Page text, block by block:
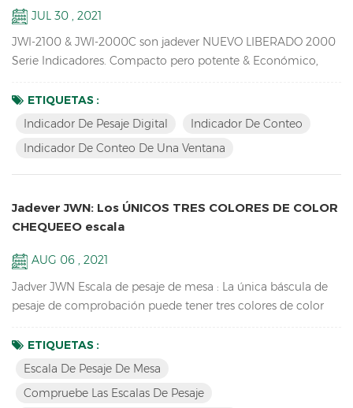
JUL 30 , 2021
JWI-2100 & JWI-2000C son jadever NUEVO LIBERADO 2000
Serie Indicadores. Compacto pero potente & Económico,
exclusivo, conexiones externas ricas, idea para su uso en
producción, embalaje, almacén, inventario, envío y recepción
Indicador de pesaje digital con pilar de cobre de alta calidad,
c...
ETIQUETAS :
Indicador De Pesaje Digital
Indicador De Conteo
Indicador De Conteo De Una Ventana
Jadever JWN: Los ÚNICOS TRES COLORES DE COLOR
CHEQUEEO escala
AUG 06 , 2021
Jadver JWN Escala de pesaje de mesa : La única báscula de
pesaje de comprobación puede tener tres colores de color
LO, no es necesario conectarse a la Torre Luz. Clave
Características: Compruebe las escalas de pesajecon tres
Orange Tabletop Industrial Pesaje Escala de saldo Resolu...
ETIQUETAS :
Escala De Pesaje De Mesa
Compruebe Las Escalas De Pesaje